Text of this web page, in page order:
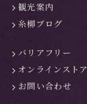
観光案内
糸柳ブログ
バリアフリー
オンラインストア
お問い合わせ